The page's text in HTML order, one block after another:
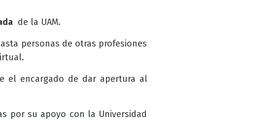
de la UAM.
personas de otras profesiones
el encargado de dar apertura al
por su apoyo con la Universidad